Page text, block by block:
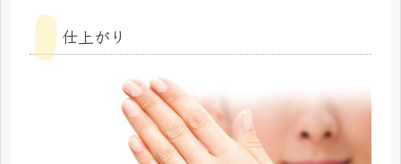
仕上がり